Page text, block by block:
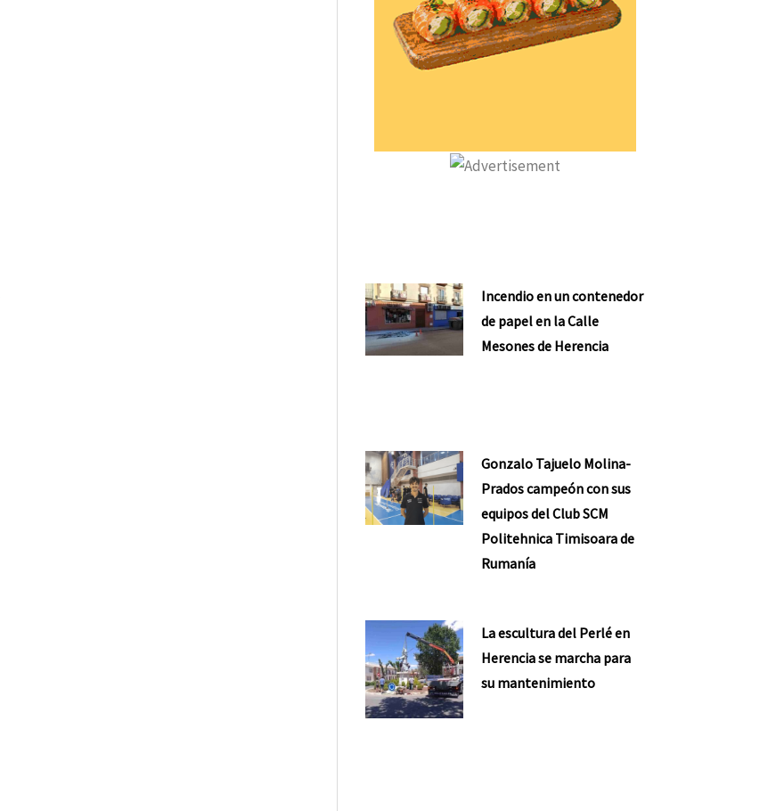
Incendio en un contenedor
de papel en la Calle
Mesones de Herencia
Gonzalo Tajuelo Molina-
Prados campeón con sus
equipos del Club SCM
Politehnica Timisoara de
Rumanía
La escultura del Perlé en
Herencia se marcha para
su mantenimiento